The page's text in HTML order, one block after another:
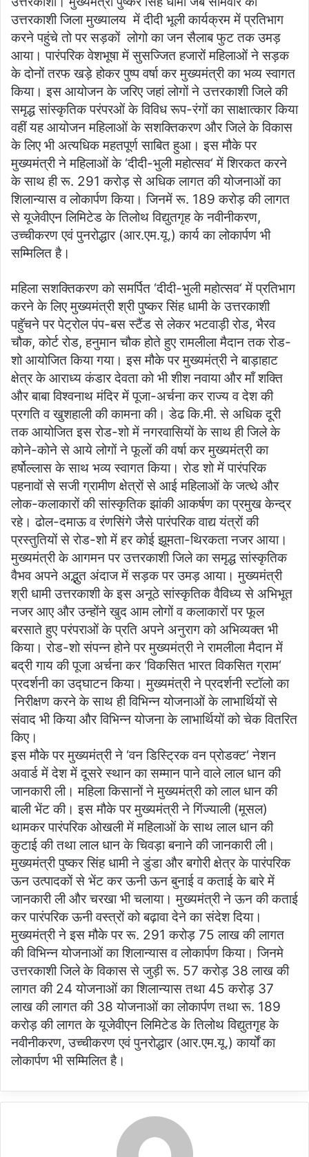
उत्तरकाशी जिला मुख्यालय में दीदी भूली कार्यक्रम में प्रतिभाग
करने पहुंचे तो पर सड़कों लोगो का जन सैलाब फुट तक उमड़
आया। पारंपरिक वेशभूषा में सुसज्जित हजारों महिलाओं ने सड़क
के दोनों तरफ खड़े होकर पुष्प वर्षा कर मुख्यमंत्री का भव्य स्वागत
किया। इस आयोजन के जरिए जहां लोगों ने उत्तरकाशी जिले की
समृद्ध सांस्कृतिक परंपरओं के विविध रूप-रंगों का साक्षात्कार किया
वहीं यह आयोजन महिलाओं के सशक्तिकरण और जिले के विकास
के लिए भी अत्यधिक महतपूर्ण साबित हुआ। इस मौके पर
मुख्यमंत्री ने महिलाओं के ‘दीदी-भुली महोत्सव‘ में शिरकत करने
के साथ ही रू. 291 करोड़ से अधिक लागत की योजनाओं का
शिलान्यास व लोकार्पण किया। जिनमें रू. 189 करोड़ की लागत
से यूजेवीएन लिमिटेड के तिलोथ विद्युतगृह के नवीनीकरण,
उच्चीकरण एवं पुनरोद्धार (आर.एम.यू.) कार्य का लोकार्पण भी
सम्मिलित है।
महिला सशक्तिकरण को समर्पित ‘दीदी-भुली महोत्सव‘ में प्रतिभाग
करने के लिए मुख्यमंत्री श्री पुष्कर सिंह धामी के उत्तरकाशी
पहॅुचने पर पेट्रोल पंप-बस स्टैंड से लेकर भटवाड़ी रोड, भैरव
चौक, कोर्ट रोड, हनुमान चौक होते हुए रामलीला मैदान तक रोड-
शो आयोजित किया गया। इस मौके पर मुख्यमंत्री ने बाड़ाहाट
क्षेत्र के आराध्य कंडार देवता को भी शीश नवाया और माँ शक्ति
और बाबा विश्वनाथ मंदिर में पूजा-अर्चना कर राज्य व देश की
प्रगति व खुशहाली की कामना की। डेढ कि.मी. से अधिक दूरी
तक आयोजित इस रोड-शो में नगरवासियों के साथ ही जिले के
कोने-कोने से आये लोगों ने फूलों की वर्षा कर मुख्यमंत्री का
हर्षोल्लास के साथ भव्य स्वागत किया। रोड शो में पारंपरिक
पहनावों से सजी ग्रामीण क्षेत्रों से आई महिलाओं के जत्थे और
लोक-कलाकारों की सांस्कृतिक झांकी आकर्षण का प्रमुख केन्द्र
रहे। ढोल-दमाऊ व रंणसिंगे जैसे पारंपरिक वाद्य यंत्रों की
प्रस्तुतियों से रोड-शो में हर कोई झूमता-थिरकता नजर आया।
मुख्यमंत्री के आगमन पर उत्तरकाशी जिले का समृद्ध सांस्कृतिक
वैभव अपने अद्भुत अंदाज में सड़क पर उमड़ आया। मुख्यमंत्री
श्री धामी उत्तरकाशी के इस अनूठे सांस्कृतिक वैविध्य से अभिभूत
नजर आए और उन्होंने खुद आम लोगों व कलाकारों पर फूल
बरसाते हुए परंपराओं के प्रति अपने अनुराग को अभिव्यक्त भी
किया। रोड-शो संपन्न होने पर मुख्यमंत्री ने रामलीला मैदान में
बद्री गाय की पूजा अर्चना कर ‘विकसित भारत विकसित ग्राम‘
प्रदर्शनी का उद्घाटन किया। मुख्यमंत्री ने प्रदर्शनी स्टॉलो का
निरीक्षण करने के साथ ही विभिन्न योजनाओं के लाभार्थियों से
संवाद भी किया और विभिन्न योजना के लाभार्थियों को चेक वितरित
किए।
इस मौके पर मुख्यमंत्री ने ‘वन डिस्ट्रिक वन प्रोडक्ट‘ नेशन
अवार्ड में देश में दूसरे स्थान का सम्मान पाने वाले लाल धान की
जानकारी ली। महिला किसानों ने मुख्यमंत्री को लाल धान की
बाली भेंट की। इस मौके पर मुख्यमंत्री ने गिंज्याली (मूसल)
थामकर पारंपरिक ओखली में महिलाओं के साथ लाल धान की
कुटाई की तथा लाल धान के चिवड़ा बनाने की जानकारी ली।
मुख्यमंत्री पुष्कर सिंह धामी ने डुंडा और बगोरी क्षेत्र के पारंपरिक
ऊन उत्पादकों से भेंट कर ऊनी ऊन बुनाई व कताई के बारे में
जानकारी ली और चरखा भी चलाया। मुख्यमंत्री ने ऊन की कताई
कर पारंपरिक ऊनी वस्त्रों को बढ़ावा देने का संदेश दिया।
मुख्यमंत्री ने इस मौके पर रू. 291 करोड़ 75 लाख की लागत
की विभिन्न योजनाओं का शिलान्यास व लोकार्पण किया। जिनमे
उत्तरकाशी जिले के विकास से जुड़ी रू. 57 करोड़ 38 लाख की
लागत की 24 योजनाओं का शिलान्यास तथा 45 करोड़ 37
लाख की लागत की 38 योजनाओं का लोकार्पण तथा रू. 189
करोड़ की लागत के यूजेवीएन लिमिटेड के तिलोथ विद्युतगृह के
नवीनीकरण, उच्चीकरण एवं पुनरोद्धार (आर.एम.यू.) कार्यों का
लोकार्पण भी सम्मिलित है।